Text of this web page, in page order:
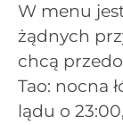
W menu
żądnych
chcą
Tao: nocna
lądu o